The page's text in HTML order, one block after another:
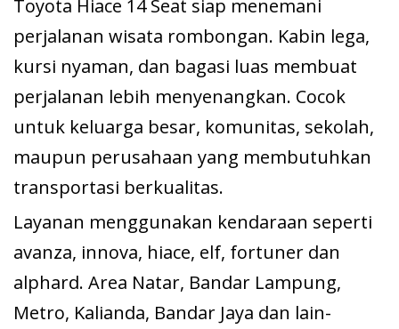
Toyota Hiace 14 Seat siap menemani
perjalanan wisata rombongan. Kabin lega,
kursi nyaman, dan bagasi luas membuat
perjalanan lebih menyenangkan. Cocok
untuk keluarga besar, komunitas, sekolah,
maupun perusahaan yang membutuhkan
transportasi berkualitas.
Layanan menggunakan kendaraan seperti
avanza, innova, hiace, elf, fortuner dan
alphard. Area Natar, Bandar Lampung,
Metro, Kalianda, Bandar Jaya dan lain-